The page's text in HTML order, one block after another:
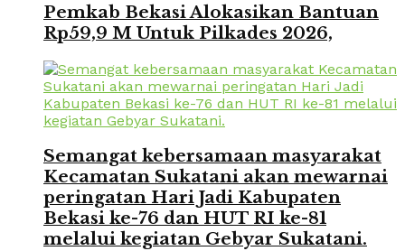
Pemkab Bekasi Alokasikan Bantuan
Rp59,9 M Untuk Pilkades 2026,
Semangat kebersamaan masyarakat
Kecamatan Sukatani akan mewarnai
peringatan Hari Jadi Kabupaten
Bekasi ke-76 dan HUT RI ke-81
melalui kegiatan Gebyar Sukatani.